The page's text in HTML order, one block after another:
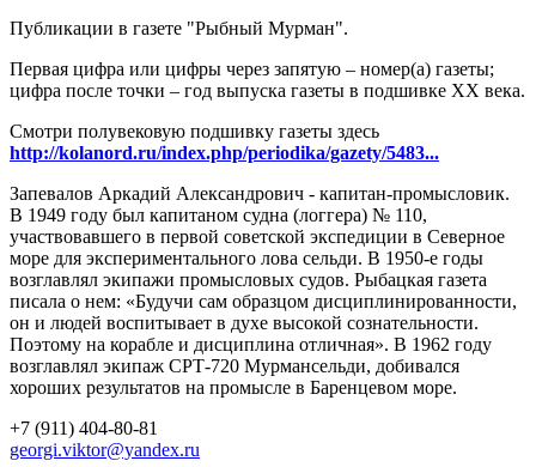
Публикации в газете "Рыбный Мурман".
Первая цифра или цифры через запятую – номер(а) газеты;
цифра после точки – год выпуска газеты в подшивке ХХ века.
Смотри полувековую подшивку газеты здесь
http://kolanord.ru/index.php/periodika/gazety/5483...
Запевалов Аркадий Александрович - капитан-промысловик.
В 1949 году был капитаном судна (логгера) № 110,
участвовавшего в первой советской экспедиции в Северное
море для экспериментального лова сельди. В 1950-е годы
возглавлял экипажи промысловых судов. Рыбацкая газета
писала о нем: «Будучи сам образцом дисциплинированности,
он и людей воспитывает в духе высокой сознательности.
Поэтому на корабле и дисциплина отличная». В 1962 году
возглавлял экипаж СРТ-720 Мурмансельди, добивался
хороших результатов на промысле в Баренцевом море.
+7 (911) 404-80-81
georgi.viktor@yandex.ru